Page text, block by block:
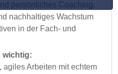
persönliches Coaching.
nachhaltiges Wachstum
in der Fach- und
wichtig:
agiles Arbeiten mit echtem